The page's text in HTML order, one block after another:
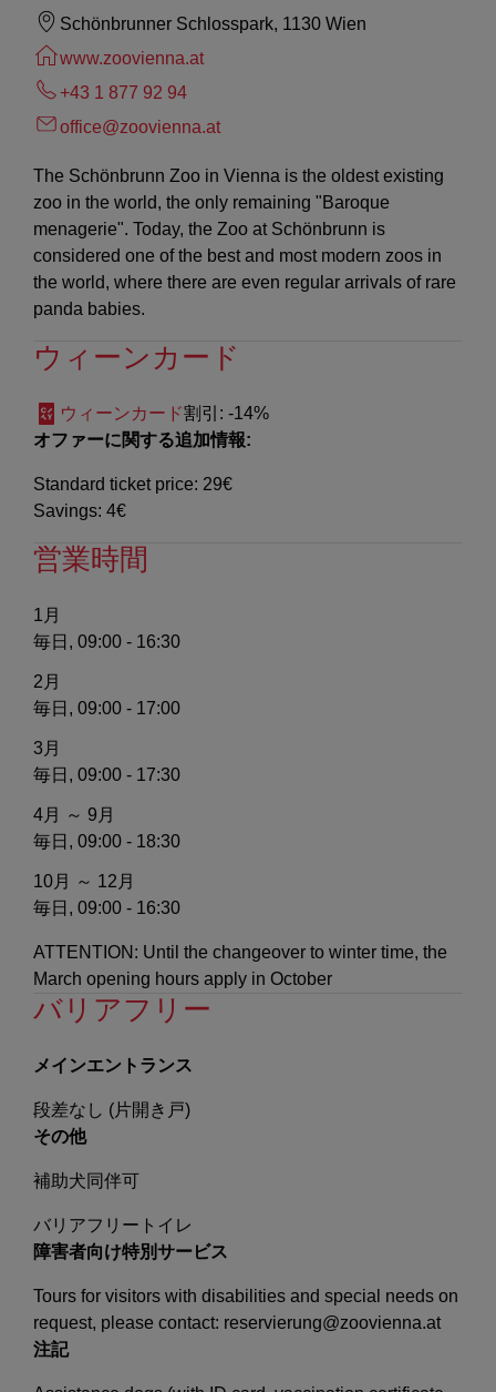
Schönbrunner Schlosspark, 1130 Wien
www.zoovienna.at
+43 1 877 92 94
office@zoovienna.at
The Schönbrunn Zoo in Vienna is the oldest existing
zoo in the world, the only remaining "Baroque
menagerie". Today, the Zoo at Schönbrunn is
considered one of the best and most modern zoos in
the world, where there are even regular arrivals of rare
panda babies.
ウィーンカード
ウィーンカード割引 : -14%
オファーに関する追加情報:
Standard ticket price: 29€
Savings: 4€
営業時間
1月
毎日, 09:00 - 16:30
2月
毎日, 09:00 - 17:00
3月
毎日, 09:00 - 17:30
4月 ～ 9月
毎日, 09:00 - 18:30
10月 ～ 12月
毎日, 09:00 - 16:30
ATTENTION: Until the changeover to winter time, the
March opening hours apply in October
バリアフリー
メインエントランス
段差なし (片開き戸)
その他
補助犬同伴可
バリアフリートイレ
障害者向け特別サービス
Tours for visitors with disabilities and special needs on
request, please contact: reservierung@zoovienna.at
注記